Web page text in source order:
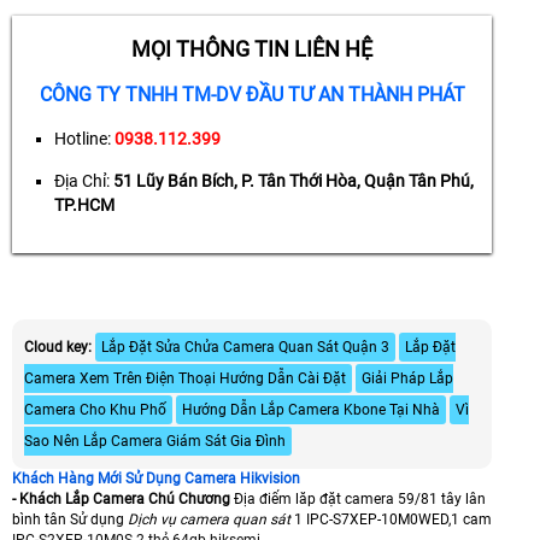
MỌI THÔNG TIN LIÊN HỆ
CÔNG TY TNHH TM-DV ĐẦU TƯ AN THÀNH PHÁT
Hotline:0938.112.399
Địa Chỉ: 51 Lũy Bán Bích, P. Tân Thới Hòa, Quận Tân Phú,
TP.HCM
Cloud key: Lắp Đặt Sửa Chửa Camera Quan Sát Quận 3
Lắp Đặt
Camera Xem Trên Điện Thoại Hướng Dẫn Cài Đặt
Giải Pháp Lắp
Camera Cho Khu Phố
Hướng Dẫn Lắp Camera Kbone Tại Nhà
Vì
Sao Nên Lắp Camera Giám Sát Gia Đình
Khách Hàng Mới Sử Dụng Camera Hikvision
- Khách Lắp Camera Chú Chương Địa điểm lăp đặt camera 59/81 tây lân
bình tân Sử dụng Dịch vụ camera quan sát 1 IPC-S7XEP-10M0WED,1 cam